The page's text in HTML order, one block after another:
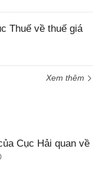
Thuế về thuế giá
Xem thêm
Cục Hải quan về